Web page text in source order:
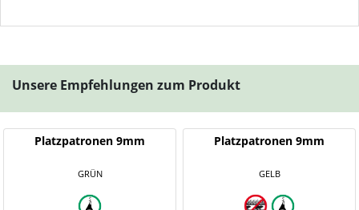
Unsere Empfehlungen zum Produkt
Platzpatronen 9mm
GRÜN
Platzpatronen 9mm
GELB